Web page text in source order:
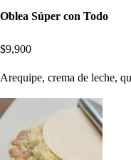
Oblea Súper con Todo
$9,900
Arequipe, crema de leche,